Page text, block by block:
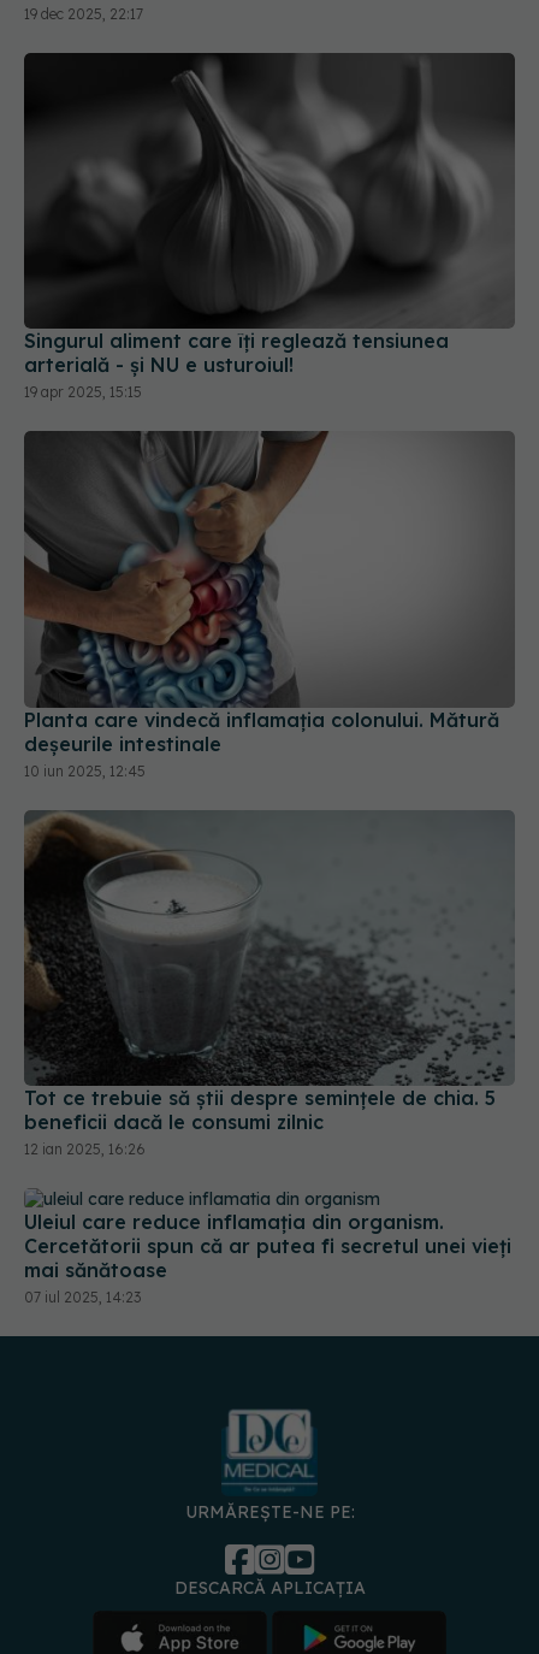
19 dec 2025, 22:17
Singurul aliment care îți reglează tensiunea
arterială - și NU e usturoiul!
19 apr 2025, 15:15
Planta care vindecă inflamația colonului. Mătură
deșeurile intestinale
10 iun 2025, 12:45
Tot ce trebuie să știi despre semințele de chia. 5
beneficii dacă le consumi zilnic
12 ian 2025, 16:26
Uleiul care reduce inflamația din organism.
Cercetătorii spun că ar putea fi secretul unei vieți
mai sănătoase
07 iul 2025, 14:23
URMĂREȘTE-NE PE:
DESCARCĂ APLICAȚIA